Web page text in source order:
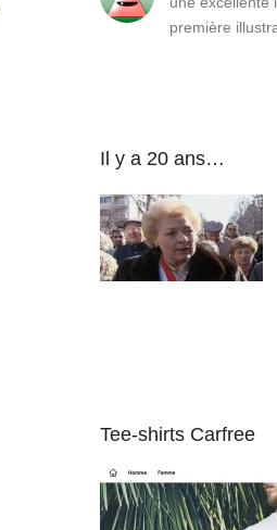
première
Il y a 20 ans…
Tee-shirts Carfree